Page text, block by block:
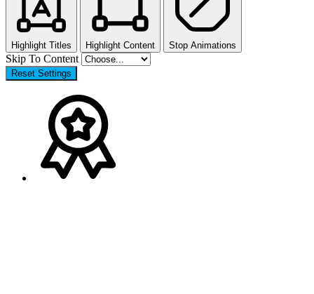
Highlight Titles Highlight Content Stop Animations
Skip To Content
Reset Settings